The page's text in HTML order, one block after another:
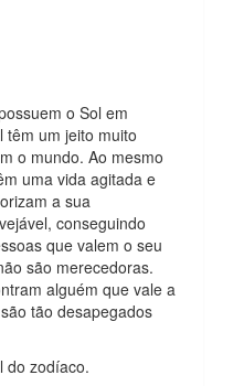
o Sol em
têm um jeito muito
o mundo. Ao mesmo
uma vida agitada e
a sua
conseguindo
que valem o seu
são merecedoras.
alguém que vale a
tão desapegados
do zodíaco.